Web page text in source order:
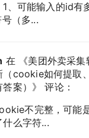
、可能输入的id有
（多...
在 《美团外卖采集
（cookie如何提取
案） 》 评论：
不完整，可能
么字符...